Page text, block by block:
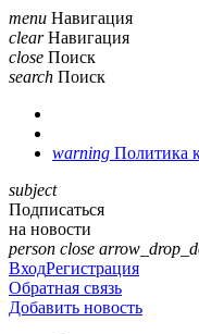
menu Навигация
clear Навигация
close Поиск
search Поиск
warning Политика
subject
Подписаться
на новости
person close
ВходРегистрация
Обратная связь
Добавить новость